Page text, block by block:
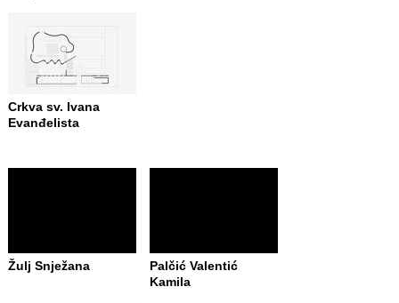
Crkva sv. Ivana
Evanđelista
Žulj Snježana
Palčić Valentić
Kamila